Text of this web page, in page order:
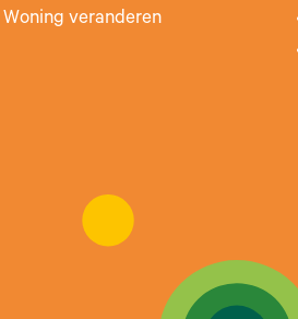
Woning veranderen